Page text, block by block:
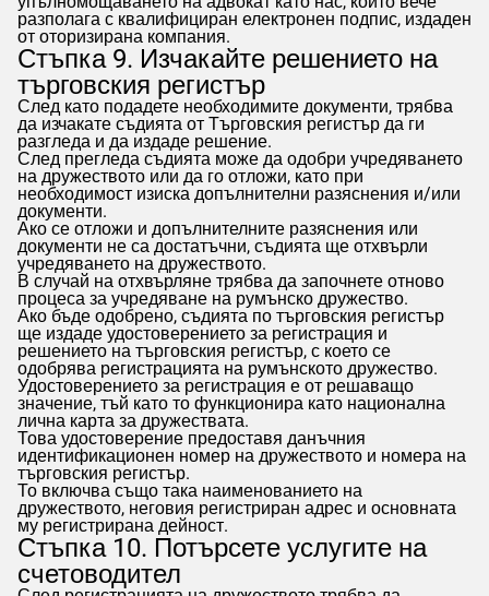
разполага с квалифициран електронен подпис, издаден
от оторизирана компания.
Стъпка 9. Изчакайте решението на
търговския регистър
След като подадете необходимите документи, трябва
да изчакате съдията от Търговския регистър да ги
разгледа и да издаде решение.
След прегледа съдията може да одобри учредяването
на дружеството или да го отложи, като при
необходимост изиска допълнителни разяснения и/или
документи.
Ако се отложи и допълнителните разяснения или
документи не са достатъчни, съдията ще отхвърли
учредяването на дружеството.
В случай на отхвърляне трябва да започнете отново
процеса за учредяване на румънско дружество.
Ако бъде одобрено, съдията по търговския регистър
ще издаде удостоверението за регистрация и
решението на търговския регистър, с което се
одобрява регистрацията на румънското дружество.
Удостоверението за регистрация е от решаващо
значение, тъй като то функционира като национална
лична карта за дружествата.
Това удостоверение предоставя данъчния
идентификационен номер на дружеството и номера на
търговския регистър.
То включва също така наименованието на
дружеството, неговия регистриран адрес и основната
му регистрирана дейност.
Стъпка 10. Потърсете услугите на
счетоводител